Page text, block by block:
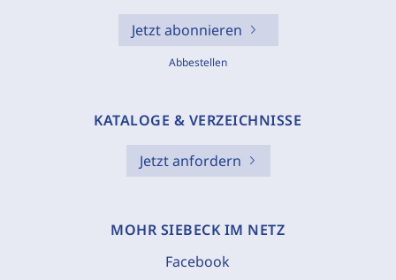
Jetzt abonnieren
Abbestellen
KATALOGE & VERZEICHNISSE
Jetzt anfordern
MOHR SIEBECK IM NETZ
Facebook